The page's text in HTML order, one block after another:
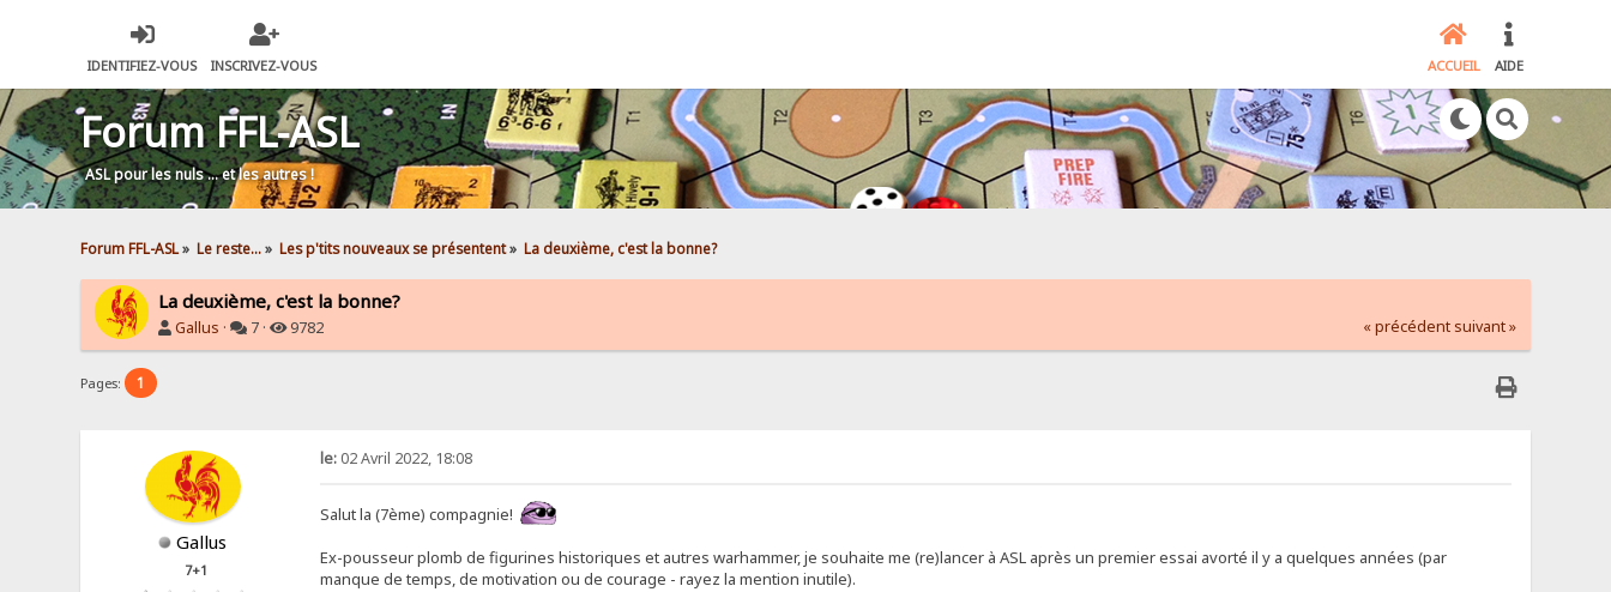
IDENTIFIEZ-VOUS INSCRIVEZ-VOUS ACCUEIL AIDE
Forum FFL-ASL
ASL pour les nuls … et les autres !
Forum FFL-ASL» Le reste...» Les p'tits nouveaux se présentent» La deuxième, c'est la bonne?
La deuxième, c'est la bonne?
Gallus · 7 · 9782 « précédent suivant »
Pages: 1
Gallus
7+1
le:02 Avril 2022, 18:08
Salut la (7ème) compagnie!
Ex-pousseur plomb de figurines historiques et autres warhammer, je souhaite me (re)lancer à ASL après un premier essai avorté il y a quelques années (par
manque de temps, de motivation ou de courage - rayez la mention inutile).